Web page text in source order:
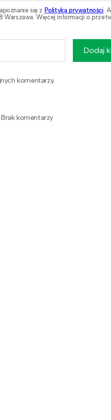
się z Polityką prywatności .
Więcej informacji o
komentarzy.
Dodaj
Brak komentarzy